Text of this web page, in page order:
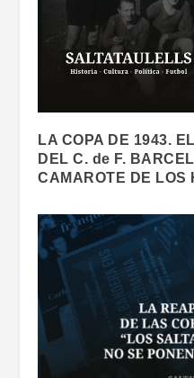
LA COPA DE 1943.
DEL C. de F.
CAMAROTE DE LOS